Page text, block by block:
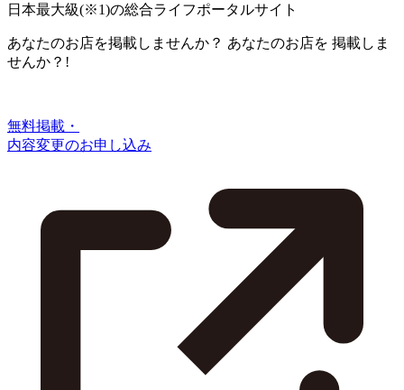
日本最大級(※1)の総合ライフポータルサイト
あなたのお店を掲載しませんか？ あなたのお店を 掲載しま
せんか？!
無料掲載・
内容変更のお申し込み